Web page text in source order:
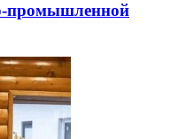
промышленной